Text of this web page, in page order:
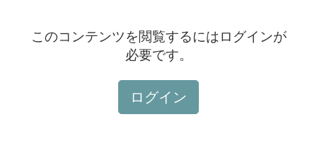
このコンテンツを閲覧するにはログインが
必要です。
ログイン